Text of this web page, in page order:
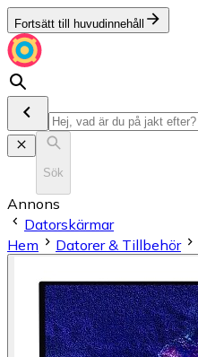
Fortsätt till huvudinnehåll
Sök
Annons
Datorskärmar
Hem
Datorer & Tillbehör